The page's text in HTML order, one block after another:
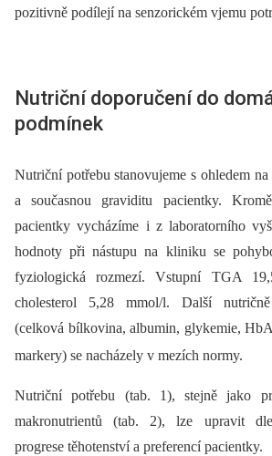
pozitivně podílejí na senzorickém vjemu
Nutriční doporučení do
podmínek
Nutriční potřebu stanovujeme s ohledem
a současnou graviditu pacientky.
pacientky vycházíme i z laboratorního
hodnoty při nástupu na kliniku se
fyziologická rozmezí. Vstupní TGA
cholesterol 5,28 mmol/l. Další
(celková bílkovina, albumin, glykemie, HbA
markery) se nacházely v mezích normy.
Nutriční potřebu (tab. 1), stejně jako
makronutrientů (tab. 2), lze upravit
progrese těhotenství a preferencí pacientky.